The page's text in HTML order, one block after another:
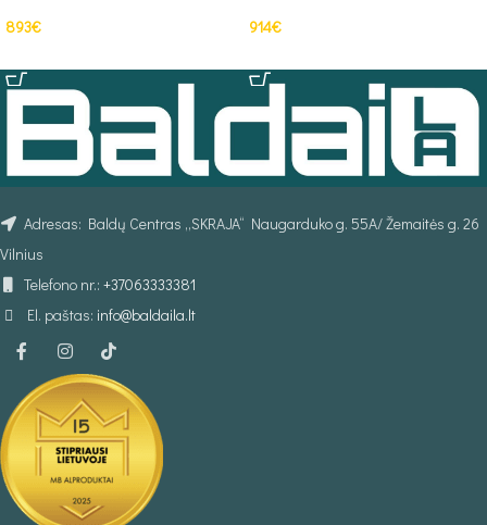
893€ 914€
Adresas: Baldų Centras „SKRAJA“ Naugarduko g. 55A/ Žemaitės g. 26
Vilnius
Telefono nr.: +37063333381
El. paštas: info@baldaila.lt